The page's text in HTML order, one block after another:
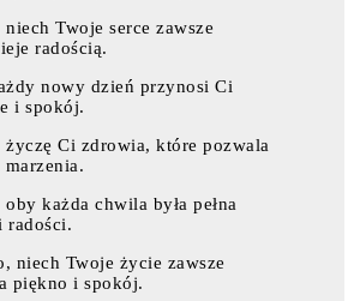
Twoje serce zawsze
radością.
nowy dzień przynosi Ci
i spokój.
życzę Ci zdrowia, które pozwala
marzenia.
każda chwila była pełna
radości.
niech Twoje życie zawsze
piękno i spokój.